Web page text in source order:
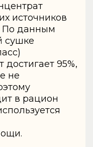
источников
По данным
сушке
95%,
не
в рацион